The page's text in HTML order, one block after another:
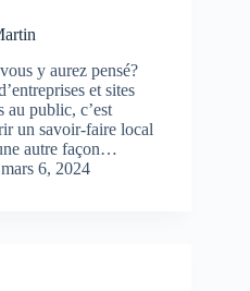
y aurez pensé?
et sites
au public, c’est
un savoir-faire local
autre façon…
mars 6, 2024